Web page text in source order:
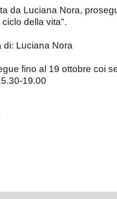
da Luciana Nora,
della vita".
di: Luciana Nora
fino al 19 ottobre coi
19.00